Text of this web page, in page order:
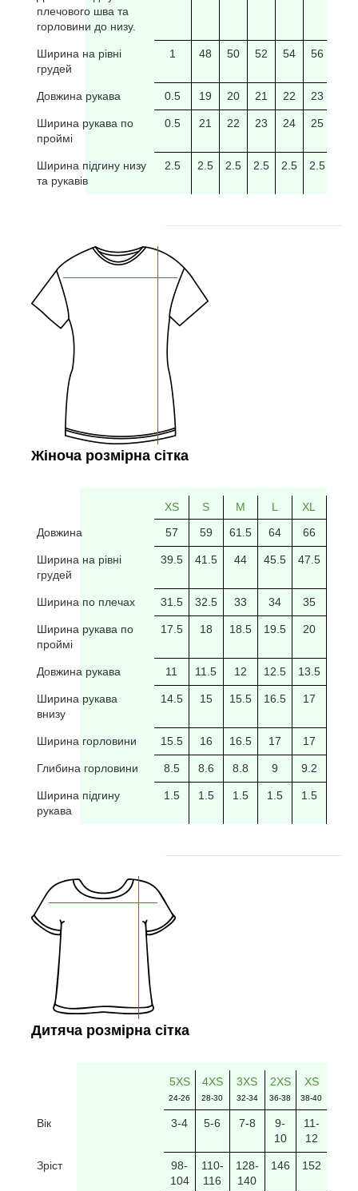
плечового шва та
горловини до низу.
Ширина на рівні
грудей
1 48 50 52 54 56
Довжина рукава 0.5 19 20 21 22 23
Ширина рукава по
проймі
0.5 21 22 23 24 25
Ширина підгину низу
та рукавів
2.5 2.5 2.5 2.5 2.5 2.5
Жіноча розмірна сітка
XS S M L XL
Довжина
57 59 61.5 64 66
Ширина на рівні
грудей
39.5 41.5 44 45.5 47.5
Ширина по плечах 31.5 32.5 33 34 35
Ширина рукава по
проймі
17.5 18 18.5 19.5 20
Довжина рукава 11 11.5 12 12.5 13.5
Ширина рукава
внизу
14.5 15 15.5 16.5 17
Ширина горловини 15.5 16 16.5 17 17
Глибина горловини 8.5 8.6 8.8 9 9.2
Ширина підгину
рукава
1.5 1.5 1.5 1.5 1.5
Дитяча розмірна сітка
5XS
24-26
4XS
28-30
3XS
32-34
2XS
36-38
XS
38-40
Вік 3-4 5-6 7-8
9-
10
11-
12
Зріст
98-
104
110-
116
128-
140
146 152